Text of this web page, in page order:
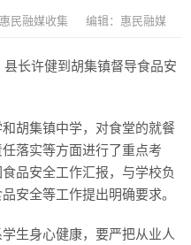
民融媒收集 编辑：惠民融媒
长许健到胡集镇督导食品安
胡集镇中学，对食堂的就餐
落实等方面进行了重点考
品安全工作汇报，与学校负
安全等工作提出明确要求。
生身心健康，要严把从业人